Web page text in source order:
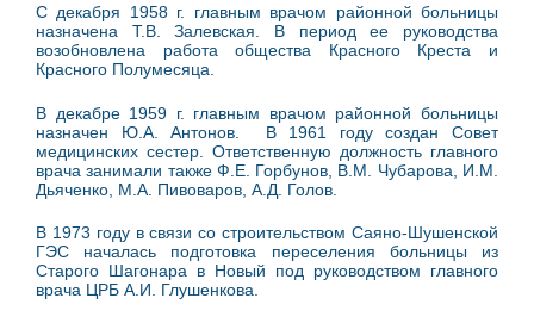
С декабря 1958 г. главным врачом район­ной больницы
назначена Т.В. Залевская. В период ее руководства
возобновлена работа общества Красного Креста и
Красного Полу­месяца.
В декабре 1959 г. главным врачом район­ной больницы
назначен Ю.А. Антонов. В 1961 году создан Совет
медицинских сестер. Ответственную должность главного
врача занимали также Ф.Е. Горбунов, В.М. Чубарова, И.М.
Дьяченко, М.А. Пиво­варов, А.Д. Голов.
В 1973 году в связи со строительством Саяно-Шушенской
ГЭС началась подготовка переселения больницы из
Старого Шагонара в Новый под руководством главного
врача ЦРБ А.И. Глушенкова.